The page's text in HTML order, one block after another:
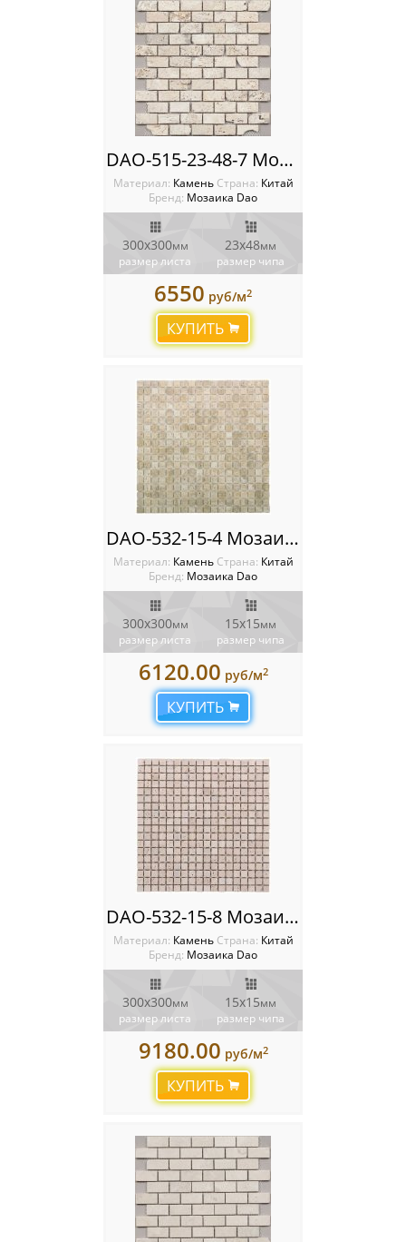
DAO-515-23-48-7 Мозаика из камня Dao
Материал: Камень Cтрана: Китай
Бренд: Мозаика Dao
300х300мм
размер листа
23х48мм
размер чипа
6550 руб/м2
КУПИТЬ
DAO-532-15-4 Мозаика из камня Dao
Материал: Камень Cтрана: Китай
Бренд: Мозаика Dao
300х300мм
размер листа
15х15мм
размер чипа
6120.00 руб/м2
КУПИТЬ
DAO-532-15-8 Мозаика из камня Dao
Материал: Камень Cтрана: Китай
Бренд: Мозаика Dao
300х300мм
размер листа
15х15мм
размер чипа
9180.00 руб/м2
КУПИТЬ